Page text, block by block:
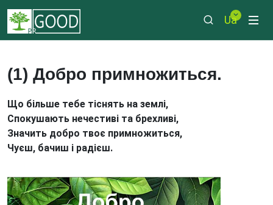
Ua
(1) Добро примножиться.
Що більше тебе тіснять на землі,
Спокушають нечестиві та брехливі,
Значить добро твоє примножиться,
Чуєш, бачиш і радієш.